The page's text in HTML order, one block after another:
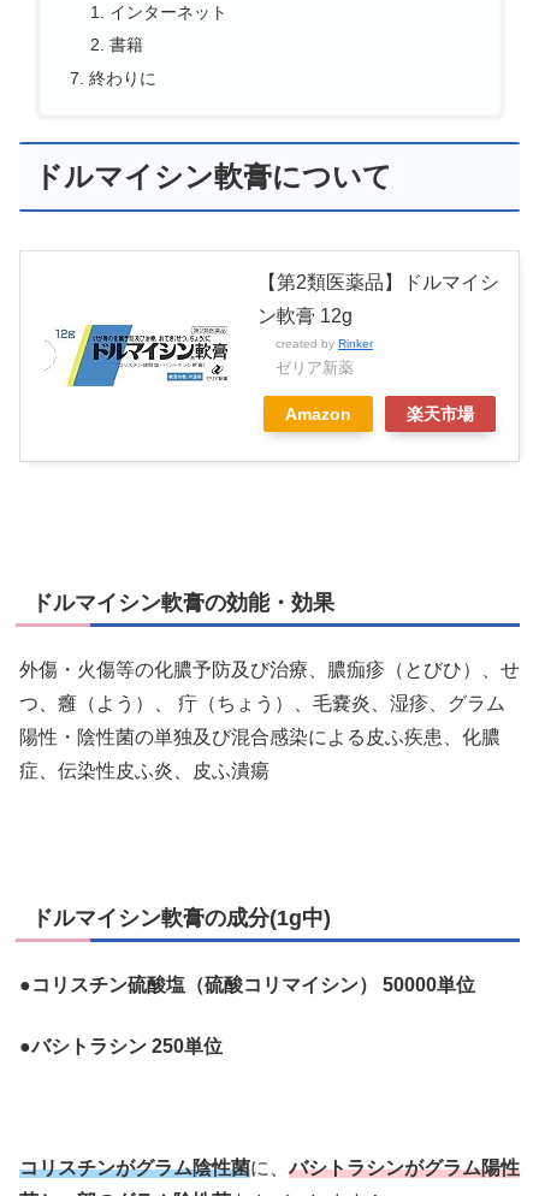
インターネット
書籍
終わりに
ドルマイシン軟膏について
【第2類医薬品】ドルマイシ
ン軟膏 12g
created by Rinker
ゼリア新薬
Amazon 楽天市場
ドルマイシン軟膏の効能・効果
外傷・火傷等の化膿予防及び治療、膿痂疹（とびひ）、せ
つ、癰（よう）、 疔（ちょう）、毛嚢炎、湿疹、グラム
陽性・陰性菌の単独及び混合感染による皮ふ疾患、化膿
症、伝染性皮ふ炎、皮ふ潰瘍
ドルマイシン軟膏の成分(1g中)
●コリスチン硫酸塩（硫酸コリマイシン） 50000単位
●バシトラシン 250単位
コリスチンがグラム陰性菌に、バシトラシンがグラム陽性